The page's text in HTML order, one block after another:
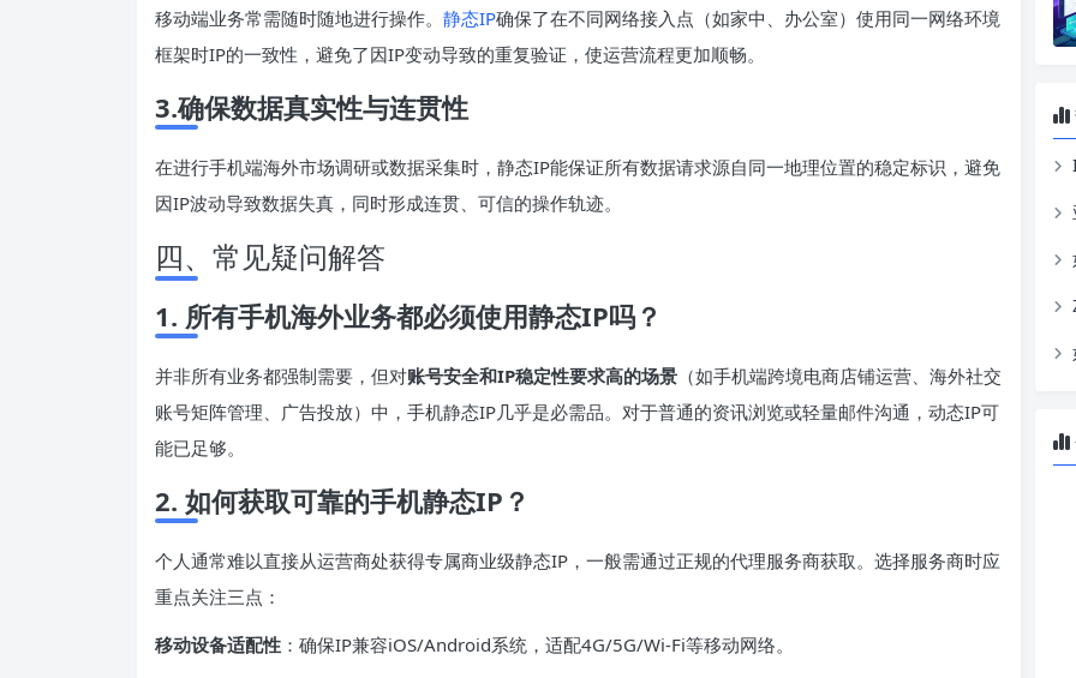
移动端业务常需随时随地进行操作。 静态IP确保了在不同网络接入点（如家中、办公室）使用同一网络环境
框架时IP的一致性，避免了因IP变动导致的重复验证，使运营流程更加顺畅。
3.确保数据真实性与连贯性
在进行手机端海外市场调研或数据采集时，静态IP能保证所有数据请求源自同一地理位置的稳定标识，避免
因IP波动导致数据失真，同时形成连贯、可信的操作轨迹。
四、常见疑问解答
1. 所有手机海外业务都必须使用静态IP吗？
并非所有业务都强制需要，但对账号安全和IP稳定性要求高的场景 （如手机端跨境电商店铺运营、海外社交
账号矩阵管理、广告投放）中，手机静态IP几乎是必需品。对于普通的资讯浏览或轻量邮件沟通，动态IP可
能已足够。
2. 如何获取可靠的手机静态IP？
个人通常难以直接从运营商处获得专属商业级静态IP，一般需通过正规的代理服务商获取。选择服务商时应
重点关注三点：
移动设备适配性 ：确保IP兼容iOS/Android系统，适配4G/5G/Wi-Fi等移动网络。